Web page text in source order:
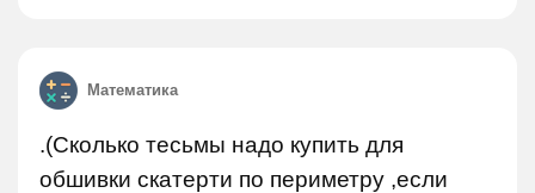
Математика
.(Сколько тесьмы надо купить для
обшивки скатерти по периметру ,если